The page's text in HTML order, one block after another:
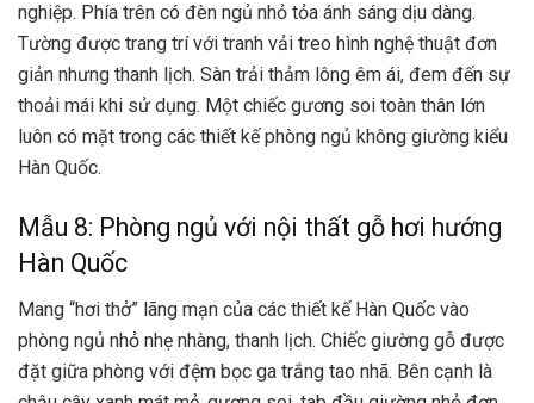
nghiệp. Phía trên có đèn ngủ nhỏ tỏa ánh sáng dịu dàng.
Tường được trang trí với tranh vải treo hình nghệ thuật đơn
giản nhưng thanh lịch. Sàn trải thảm lông êm ái, đem đến sự
thoải mái khi sử dụng. Một chiếc gương soi toàn thân lớn
luôn có mặt trong các thiết kế phòng ngủ không giường kiểu
Hàn Quốc.
Mẫu 8: Phòng ngủ với nội thất gỗ hơi hướng
Hàn Quốc
Mang “hơi thở” lãng mạn của các thiết kế Hàn Quốc vào
phòng ngủ nhỏ nhẹ nhàng, thanh lịch. Chiếc giường gỗ được
đặt giữa phòng với đệm bọc ga trắng tao nhã. Bên cạnh là